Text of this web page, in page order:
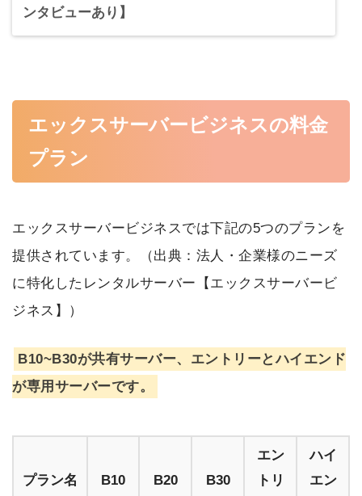
ンタビューあり】
エックスサーバービジネスの料金
プラン
エックスサーバービジネスでは下記の5つのプランを
提供されています。（出典： 法人・企業様のニーズ
に特化したレンタルサーバー【エックスサーバービ
ジネス】
）
B10~B30が共有サーバー、エントリーとハイエンド
が専用サーバーです。
プラン名 B10 B20 B30
エン
トリ
ハイ
エン